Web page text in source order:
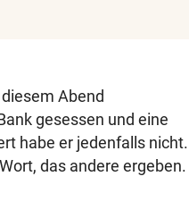
Abend
gesessen und eine
habe er jedenfalls nicht.
das andere ergeben.